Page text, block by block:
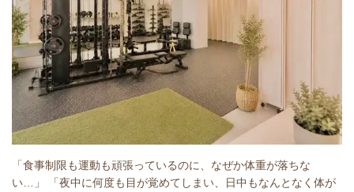
「食事制限も運動も頑張っているのに、なぜか体重が落ちな
い…」 「夜中に何度も目が覚めてしまい、日中もなんとなく体が